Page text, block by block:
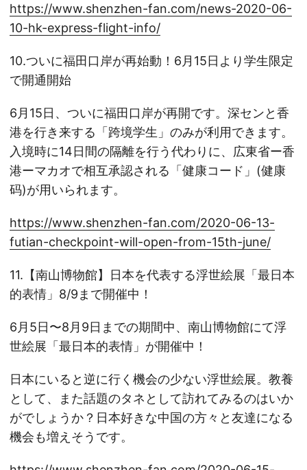
https://www.shenzhen-fan.com/news-2020-06-
10-hk-express-flight-info/
10.ついに福田口岸が再始動！6月15日より学生限定
で開通開始
6月15日、ついに福田口岸が再開です。深センと香
港を行き来する「跨境学生」のみが利用できます。
入境時に14日間の隔離を行う代わりに、広東省ー香
港ーマカオで相互承認される「健康コード」(健康
码)が用いられます。
https://www.shenzhen-fan.com/2020-06-13-
futian-checkpoint-will-open-from-15th-june/
11.【南山博物館】日本を代表する浮世絵展「最日本
的表情」8/9まで開催中！
6月5日〜8月9日までの期間中、南山博物館にて浮
世絵展「最日本的表情」が開催中！
日本にいると逆に行く機会の少ない浮世絵展。教養
として、また話題のタネとして訪れてみるのはいか
がでしょうか？日本好きな中国の方々と友達になる
機会も増えそうです。